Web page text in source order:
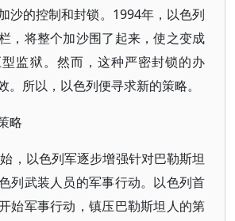
沙的控制和封锁。1994年，以色列
，将整个加沙围了起来，使之变成
监狱。然而，这种严密封锁的办
。所以，以色列便寻求新的策略。
略
，以色列军逐步增强针对巴勒斯坦
列武装人员的军事行动。以色列首
始军事行动，镇压巴勒斯坦人的第